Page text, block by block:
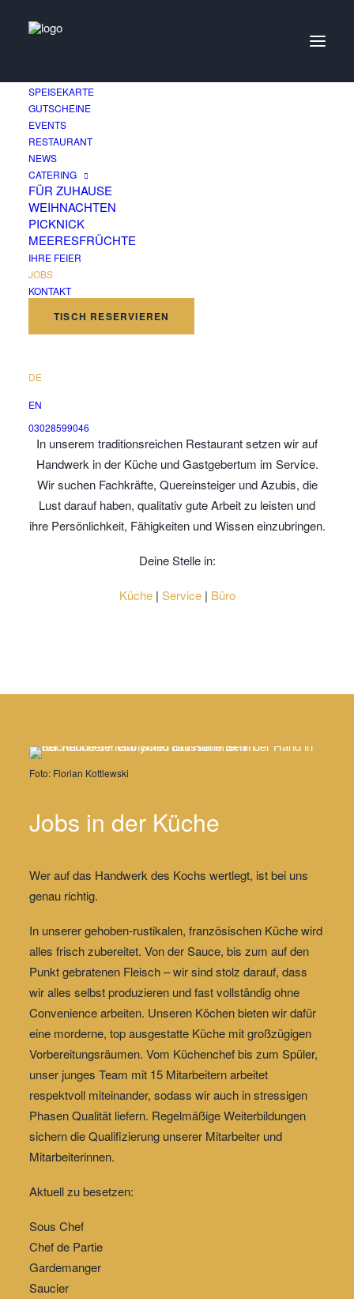
SPEISEKARTE
GUTSCHEINE
EVENTS
RESTAURANT
NEWS
CATERING
FÜR ZUHAUSE
WEIHNACHTEN
PICKNICK
MEERESFRÜCHTE
IHRE FEIER
JOBS
KONTAKT
TISCH RESERVIEREN
DE
EN
03028599046
Jobs im Ganymed
WIR SUCHEN DICH
In unserem traditionsreichen Restaurant setzen wir auf
Handwerk in der Küche und Gastgebertum im Service.
Wir suchen Fachkräfte, Quereinsteiger und Azubis, die
Lust darauf haben, qualitativ gute Arbeit zu leisten und
ihre Persönlichkeit, Fähigkeiten und Wissen einzubringen.
Deine Stelle in:
Küche| Service| Büro
Foto: Florian Kottlewski
Jobs in der Küche
Wer auf das Handwerk des Kochs wertlegt, ist bei uns
genau richtig.
In unserer gehoben-rustikalen, französischen Küchewird
alles frischzubereitet. Von der Sauce, bis zum auf den
Punkt gebratenen Fleisch – wir sind stolz darauf, dass
wir alles selbst produzieren undfast vollständig ohne
Conveniencearbeiten. Unseren Köchen bieten wir dafür
eine morderne, top ausgestatte Küche mit großzügigen
Vorbereitungsräumen. Vom Küchenchef bis zum Spüler,
unser junges Team mit 15 Mitarbeiternarbeitet
respektvoll miteinander, sodass wir auch in stressigen
Phasen Qualität liefern. Regelmäßige Weiterbildungen
sichern die Qualifizierung unserer Mitarbeiter und
Mitarbeiterinnen.
Aktuell zu besetzen:
Sous Chef
Chef de Partie
Gardemanger
Saucier